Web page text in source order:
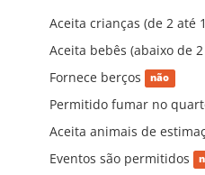
Aceita crianças (de 2 até
Aceita bebês (abaixo de
Fornece berços não
Permitido fumar no
Aceita animais de
Eventos são permitidos